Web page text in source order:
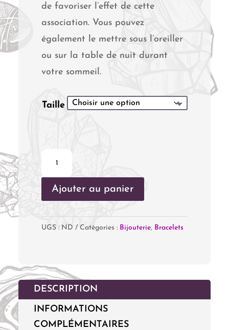
de favoriser l’effet de cette
association. Vous pouvez
également le mettre sous l’oreiller
ou sur la table de nuit durant
votre sommeil.
Taille
Bracelet
Sanguine
Ajouter au panier
UGS : ND Catégories : Bijouterie, Bracelets
DESCRIPTION
INFORMATIONS
COMPLÉMENTAIRES